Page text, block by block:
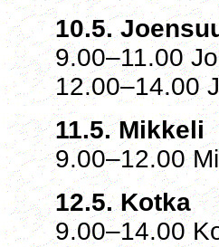
10.5.
9.00–11.00
12.00–14.00
11.5. Mikkeli
9.00–12.00
12.5. Kotka
9.00–14.00